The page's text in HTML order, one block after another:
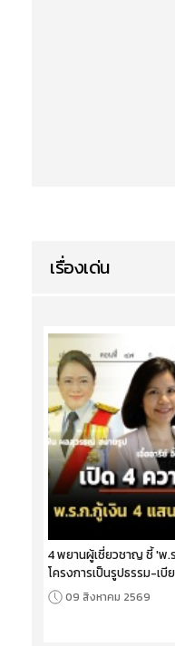
เรื่องเด่น
4 พยานผู้เชี่ยวชาญ ชี้ 'พ.
โครงการเป็นรูปธรรม-เ
09 สิงหาคม 2569